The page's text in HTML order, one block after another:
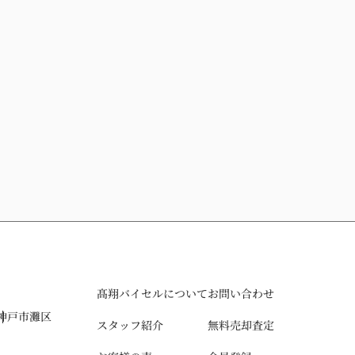
戸市灘区
髙翔バイセルについて
スタッフ紹介
お問い合わせ
無料売却査定